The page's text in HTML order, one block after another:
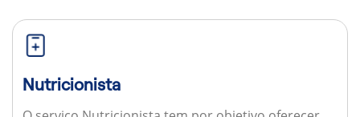
Nutricionista